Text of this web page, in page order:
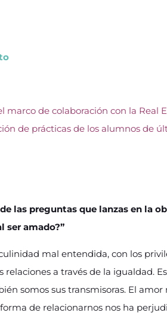
marco de colaboración con la Real
de prácticas de los alumnos de
las preguntas que lanzas en la
ser amado?”
mal entendida, con los
relaciones a través de la igualdad.
somos sus transmisoras. El
de relacionarnos nos ha